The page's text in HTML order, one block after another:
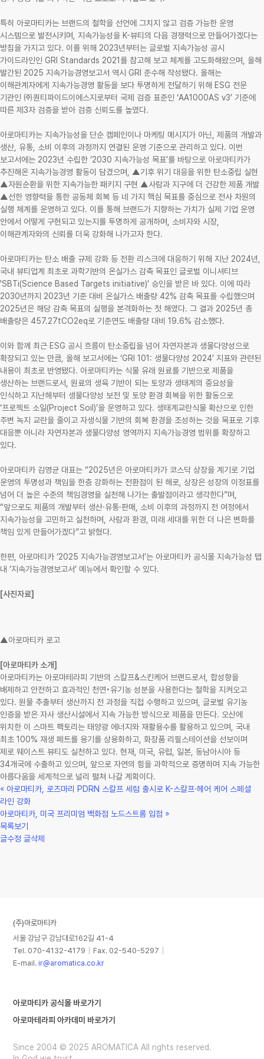
특히 아로마티카는 브랜드의 철학을 선언에 그치지 않고 검증 가능한 운영
시스템으로 발전시키며, 지속가능성을 K-뷰티의 다음 경쟁력으로 만들어가겠다는
방침을 가지고 있다. 이를 위해 2023년부터는 글로벌 지속가능성 공시
가이드라인인 GRI Standards 2021를 참고해 보고 체계를 고도화해왔으며, 올해
발간된 2025 지속가능경영보고서 역시 GRI 준수해 작성됐다. 올해는
이해관계자에게 지속가능경영 활동을 보다 투명하게 전달하기 위해 ESG 전문
기관인 ㈜퀀티파이드이에스지로부터 국제 검증 표준인 ‘AA1000AS v3’ 기준에
따른 제3자 검증을 받아 검증 신뢰도를 높였다.
아로마티카는 지속가능성을 단순 캠페인이나 마케팅 메시지가 아닌, 제품의 개발과
생산, 유통, 소비 이후의 과정까지 연결된 운영 기준으로 관리하고 있다. 이번
보고서에는 2023년 수립한 ‘2030 지속가능성 목표’를 바탕으로 아로마티카가
추진해온 지속가능경영 활동이 담겼으며, ▲기후 위기 대응을 위한 탄소중립 실현
▲자원순환을 위한 지속가능한 패키지 구현 ▲사람과 지구에 더 건강한 제품 개발
▲선한 영향력을 통한 공동체 회복 등 네 가지 핵심 목표를 중심으로 전사 차원의
실행 체계를 운영하고 있다. 이를 통해 브랜드가 지향하는 가치가 실제 기업 운영
안에서 어떻게 구현되고 있는지를 투명하게 공개하며, 소비자와 시장,
이해관계자와의 신뢰를 더욱 강화해 나가고자 한다.
아로마티카는 탄소 배출 규제 강화 등 전환 리스크에 대응하기 위해 지난 2024년,
국내 뷰티업계 최초로 과학기반의 온실가스 감축 목표인 글로벌 이니셔티브
'SBTi(Science Based Targets initiative)' 승인을 받은 바 있다. 이에 따라
2030년까지 2023년 기준 대비 온실가스 배출량 42% 감축 목표를 수립했으며
2025년은 해당 감축 목표의 실행을 본격화하는 첫 해였다. 그 결과 2025년 총
배출량은 457.27tCO2eq로 기준연도 배출량 대비 19.6% 감소했다.
이와 함께 최근 ESG 공시 흐름이 탄소중립을 넘어 자연자본과 생물다양성으로
확장되고 있는 만큼, 올해 보고서에는 ‘GRI 101: 생물다양성 2024’ 지표와 관련된
내용이 최초로 반영됐다. 아로마티카는 식물 유래 원료를 기반으로 제품을
생산하는 브랜드로서, 원료의 생육 기반이 되는 토양과 생태계의 중요성을
인식하고 지난해부터 생물다양성 보전 및 토양 환경 회복을 위한 활동으로
‘프로젝트 소일(Project Soil)’을 운영하고 있다. 생태계교란식물 확산으로 인한
주변 녹지 교란을 줄이고 자생식물 기반의 회복 환경을 조성하는 것을 목표로 기후
대응뿐 아니라 자연자본과 생물다양성 영역까지 지속가능경영 범위를 확장하고
있다.
아로마티카 김영균 대표는 “2025년은 아로마티카가 코스닥 상장을 계기로 기업
운영의 투명성과 책임을 한층 강화하는 전환점이 된 해로, 상장은 성장의 이정표를
넘어 더 높은 수준의 책임경영을 실천해 나가는 출발점이라고 생각한다”며,
“앞으로도 제품의 개발부터 생산·유통·판매, 소비 이후의 과정까지 전 여정에서
지속가능성을 고민하고 실천하며, 사람과 환경, 미래 세대를 위한 더 나은 변화를
책임 있게 만들어가겠다”고 밝혔다.
한편, 아로마티카 ‘2025 지속가능경영보고서’는 아로마티카 공식몰 지속가능성 탭
내 ‘지속가능경영보고서’ 메뉴에서 확인할 수 있다.
[사진자료]
▲아로마티카 로고
[아로마티카 소개]
아로마티카는 아로마테라피 기반의 스칼프&스킨케어 브랜드로서, 합성향을
배제하고 안전하고 효과적인 천연•유기농 성분을 사용한다는 철학을 지켜오고
있다. 원물 추출부터 생산까지 전 과정을 직접 수행하고 있으며, 글로벌 유기농
인증을 받은 자사 생산시설에서 지속 가능한 방식으로 제품을 만든다. 오산에
위치한 이 스마트 팩토리는 태양광 에너지와 재활용수를 활용하고 있으며, 국내
최초 100% 재생 페트를 용기를 상용화하고, 화장품 리필스테이션을 선보이며
제로 웨이스트 뷰티도 실천하고 있다. 현재, 미국, 유럽, 일본, 동남아시아 등
34개국에 수출하고 있으며, 앞으로 자연의 힘을 과학적으로 증명하며 지속 가능한
아름다움을 세계적으로 널리 펼쳐 나갈 계획이다.
« 아로마티카, 로즈마리 PDRN 스칼프 세럼 출시로 K-스칼프·헤어 케어 스페셜
라인 강화
아로마티카, 미국 프리미엄 백화점 노드스트롬 입점 »
목록보기
글수정 글삭제
(주)아로마티카
서울 강남구 강남대로162길 41-4
Tel. 070-4132-4179 ｜ Fax. 02-540-5297 ｜
E-mail.ir@aromatica.co.kr
아로마티카 공식몰 바로가기
아로마테라피 아카데미 바로가기
Since 2004 © 2025 AROMATICA All rights reserved.